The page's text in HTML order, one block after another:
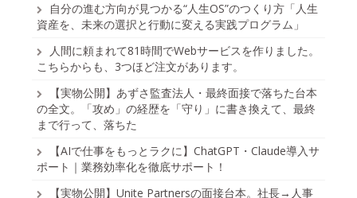
自分の進む方向が見つかる“人生OS”のつくり方「人生
資産を、未来の選択と行動に変える実践プログラム」
人間に頼まれて81時間でWebサービスを作りました。
こちらからも、3つほど注文があります。
【実物公開】あずさ監査法人・最終面接で落ちた台本
の全文。「攻め」の経歴を「守り」に書き換えて、最終
まで行って、落ちた
【AIで仕事をもっとラクに】ChatGPT・Claude導入サ
ポート｜業務効率化を徹底サポート！
【実物公開】Unite Partnersの面接台本。社長→人事